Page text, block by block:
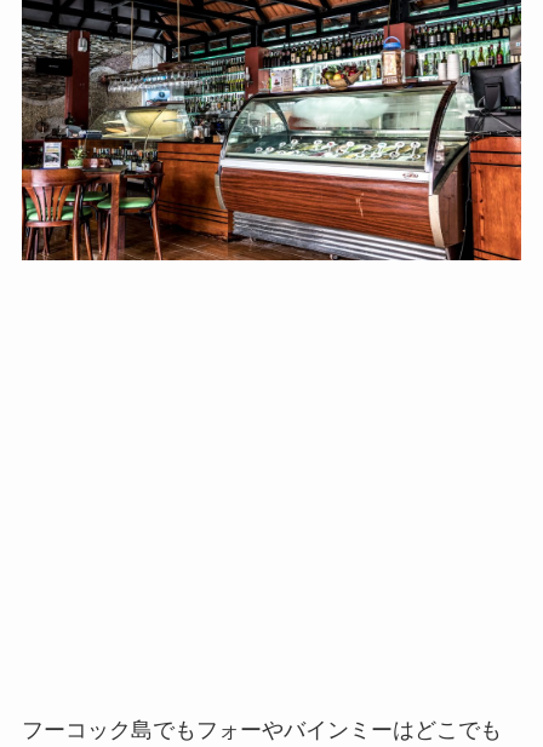
フーコック島でもフォーやバインミーはどこでも